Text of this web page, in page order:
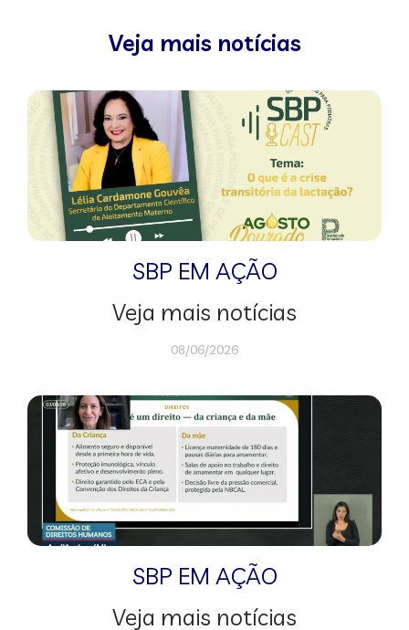
Veja mais notícias
SBP EM AÇÃO
Veja mais notícias
08/06/2026
SBP EM AÇÃO
Veja mais notícias